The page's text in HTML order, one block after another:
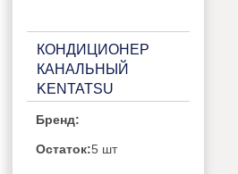
КОНДИЦИОНЕР
КАНАЛЬНЫЙ
KENTATSU
Бренд:
Остаток:5 шт